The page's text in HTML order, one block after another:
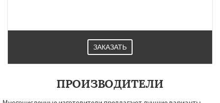
ЗАКАЗАТЬ
ПРОИЗВОДИТЕЛИ